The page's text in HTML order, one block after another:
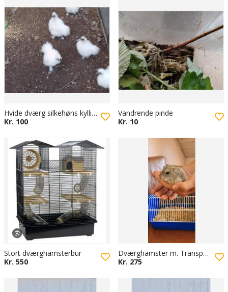
Hvide dværg silkehøns kyllinger
Kr. 100
Vandrende pinde
Kr. 10
Stort dværghamsterbur
Kr. 550
Dværghamster m. Transportbur
Kr. 275